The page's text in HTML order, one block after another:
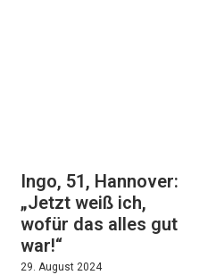
Ingo, 51, Hannover:
„Jetzt weiß ich,
wofür das alles gut
war!“
29. August 2024